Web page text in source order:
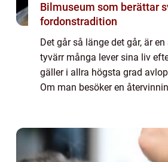
Bilmuseum som berättar
fordonstradition
Det går så länge det går, är
tyvärr många lever sina liv
gäller i allra högsta grad
Om man besöker en
...